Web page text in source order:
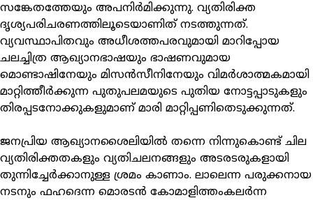
സങ്കേതത്തേയും അപനിര്‍മിക്കുന്നു. വ്യതിരിക്ത
ദൃശ്യപരിചരണത്തിലൂടെയാണിത് നടത്തുന്നത്.
വ്യവസ്ഥാപിതവും അധീശത്തപരവുമായി മാറിപ്പോയ
ചലച്ചിത്ര ആഖ്യാനഭാഷയും ഭാഷണവുമായ
മൊണ്ടാഷിനേയും മിസന്‍സീനിനേയും വിമര്‍ശാത്മകമായി
മാറ്റിത്തീര്‍ക്കുന്ന പുതുപലമയുടെ പുതിയ നോട്ടപ്പാടുകളും
തിരപ്പടനോക്കുകളുമാണ് മാരി മാറ്റിപ്പണിതെടുക്കുന്നത്.
ജനപ്രിയ ആഖ്യാനശൈലിയില്‍ തന്നെ നിന്നുകൊണ്ട് ചില
വ്യതിരിക്തതകളും വ്യതിചലനങ്ങളും അടരടരുകളായി
തുന്നിച്ചേര്‍ക്കാനുള്ള ശ്രമം കാണാം. ലാലെന്ന പരുക്കനായ
നടനും ഫഹദെന്ന മൊരടന്‍ കോമാളിത്തംകലര്‍ന്ന